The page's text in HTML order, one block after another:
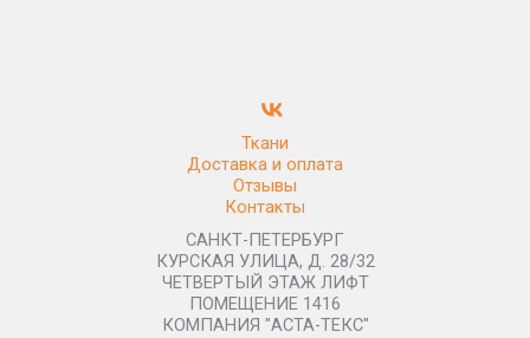
Ткани
Доставка и оплата
Отзывы
Контакты
САНКТ-ПЕТЕРБУРГ
КУРСКАЯ УЛИЦА, Д. 28/32
ЧЕТВЕРТЫЙ ЭТАЖ ЛИФТ
ПОМЕЩЕНИЕ 1416
КОМПАНИЯ "АСТА-ТЕКС"